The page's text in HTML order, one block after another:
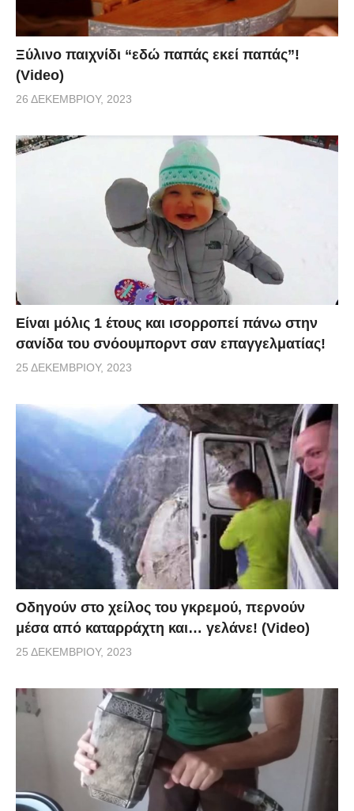
Ξύλινο παιχνίδι “εδώ παπάς εκεί παπάς”!
(Video)
26 ΔΕΚΕΜΒΡΊΟΥ, 2023
Είναι μόλις 1 έτους και ισορροπεί πάνω στην
σανίδα του σνόουμπορντ σαν επαγγελματίας!
25 ΔΕΚΕΜΒΡΊΟΥ, 2023
Οδηγούν στο χείλος του γκρεμού, περνούν
μέσα από καταρράχτη και… γελάνε! (Video)
25 ΔΕΚΕΜΒΡΊΟΥ, 2023